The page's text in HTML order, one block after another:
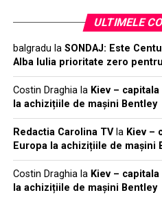
ULTIMELE
balgradu la SONDAJ: Este
Alba Iulia prioritate zero
Costin Draghiala Kiev –
la achizițiile de mașini Bentley
Redactia Carolina TVla Kiev –
Europa la achizițiile de mașini
Costin Draghiala Kiev –
la achizițiile de mașini Bentley